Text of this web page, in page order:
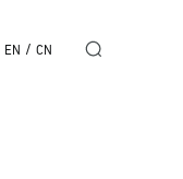
EN / CN